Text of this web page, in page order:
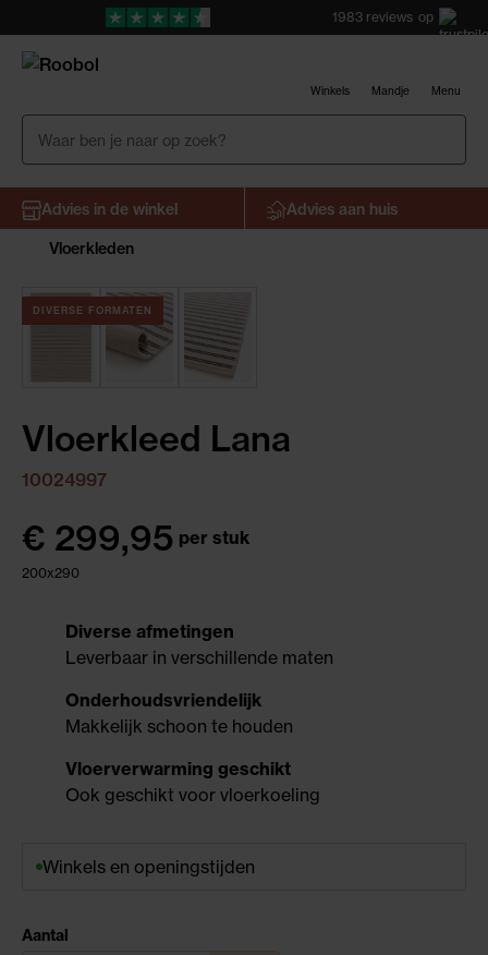
1983 reviews op
Winkels Mandje Menu
Advies in de winkel
Advies aan huis
Vloerkleden
DIVERSE FORMATEN
Vloerkleed Lana
10024997
€ 299,95 per stuk
200x290
Diverse afmetingen
Leverbaar in verschillende maten
Onderhoudsvriendelijk
Makkelijk schoon te houden
Vloerverwarming geschikt
Ook geschikt voor vloerkoeling
Winkels en openingstijden
Aantal